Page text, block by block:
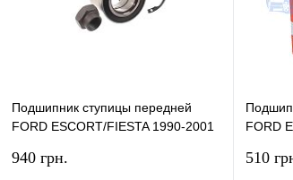
Подшипник ступицы передней
FORD ESCORT/FIESTA 1990-2001
940 грн.
FORD
510